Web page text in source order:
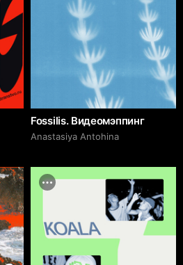
Fossilis. Видеомэппинг
Anastasiya Antohina